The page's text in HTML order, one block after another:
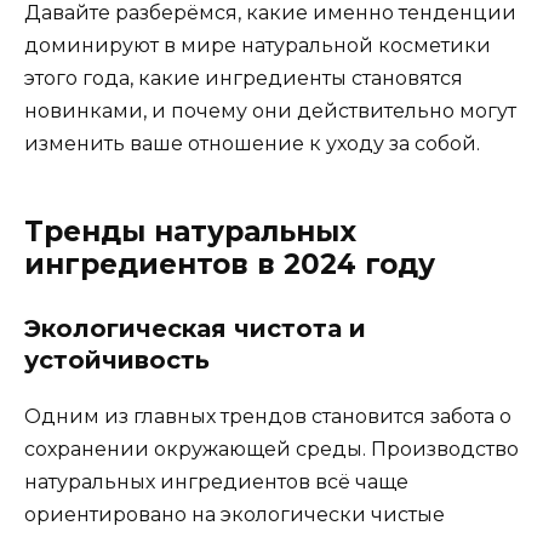
Давайте разберёмся, какие именно тенденции
доминируют в мире натуральной косметики
этого года, какие ингредиенты становятся
новинками, и почему они действительно могут
изменить ваше отношение к уходу за собой.
Тренды натуральных
ингредиентов в 2024 году
Экологическая чистота и
устойчивость
Одним из главных трендов становится забота о
сохранении окружающей среды. Производство
натуральных ингредиентов всё чаще
ориентировано на экологически чистые